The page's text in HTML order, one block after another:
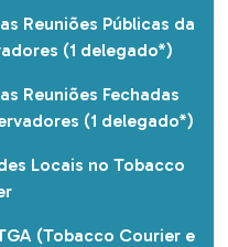
Reuniões Públicas da
(1 delegado*)
Reuniões Fechadas
(1 delegado*)
Locais no Tobacco
(Tobacco Courier e